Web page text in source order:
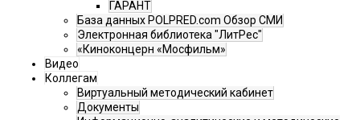
ГАРАНТ
База данных POLPRED.com Обзор СМИ
Электронная библиотека "ЛитРес"
«Киноконцерн «Мосфильм»
Видео
Коллегам
Виртуальный методический кабинет
Документы